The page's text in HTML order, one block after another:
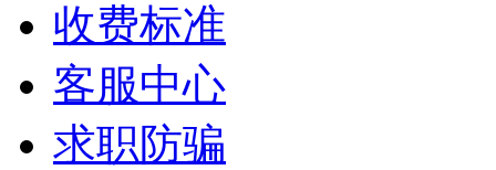
收费标准
客服中心
求职防骗